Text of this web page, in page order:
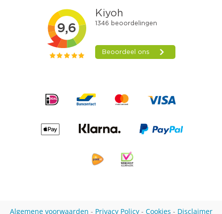
Algemene voorwaarden - Privacy Policy- Cookies - Disclaimer